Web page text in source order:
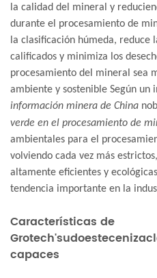
la calidad del mineral y
durante el procesamiento de
la clasificación húmeda, reduce
calificados y minimiza los
procesamiento del mineral sea
ambiente y sostenible Según un
información minera de China
verde en el procesamiento de
ambientales para el
volviendo cada vez más
altamente eficientes y
tendencia importante en la
Características de
Grotech'sudoesteceniza
capaces